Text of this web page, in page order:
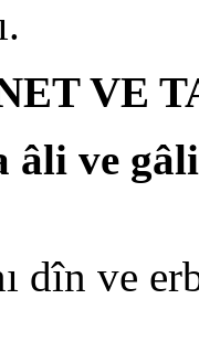
VE
âli ve
dîn ve